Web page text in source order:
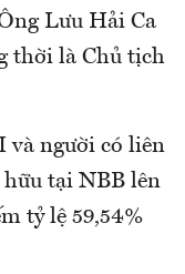
Lưu Hải Ca
thời là Chủ tịch
và người có liên
hữu tại NBB lên
tỷ lệ 59,54%